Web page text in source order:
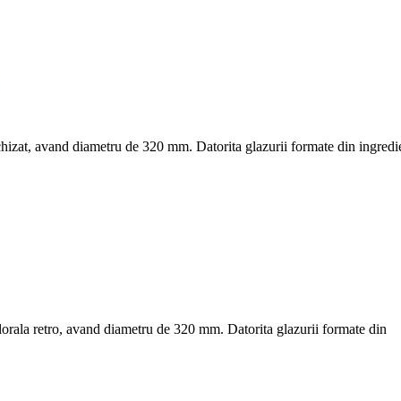
avand diametru de 320 mm. Datorita glazurii formate din
retro, avand diametru de 320 mm. Datorita glazurii formate din